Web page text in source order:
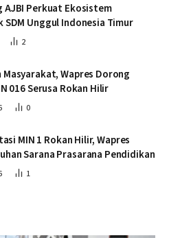
AJBI Perkuat Ekosistem
SDM Unggul Indonesia Timur
2
Masyarakat, Wapres Dorong
016 Serusa Rokan Hilir
0
MIN 1 Rokan Hilir, Wapres
Sarana Prasarana Pendidikan
1